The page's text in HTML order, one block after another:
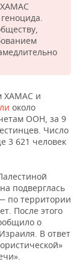
ХАМАС
ХАМАС и
около
ООН, за 9
Число
3 621 человек
подверглась
по территории
После этого
о
В ответ